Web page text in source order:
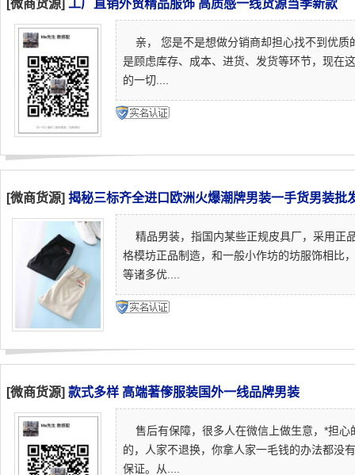
[微商货源] 工厂直销外贸精品服饰 高质感一线货源当季新款
亲， 您是不是想做分销商却担心找不到优质
是顾虑库存、成本、进货、发货等环节，现在
的一切....
[微商货源] 揭秘三标齐全进口欧洲火爆潮牌男装一手货男装批
精品男装，指国内某些正规皮具厂，采用正
格模坊正品制造，和一般小作坊的坊服饰相比
等诸多优....
[微商货源] 款式多样 高端著偧服装国外一线品牌男装
售后有保障，很多人在微信上做生意，*担心
的，人家不退换，你拿人家一毛钱的办法都没
保证。从....